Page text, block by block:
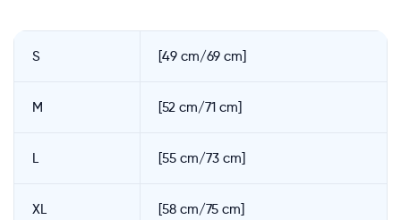
S [49 cm/69 cm]
M [52 cm/71 cm]
L [55 cm/73 cm]
XL [58 cm/75 cm]